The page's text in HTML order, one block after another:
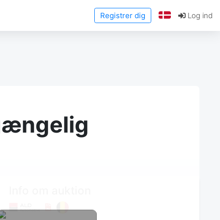
Registrer dig Log ind